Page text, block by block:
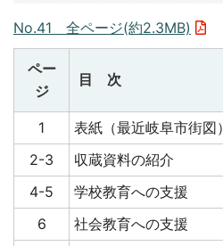
No.41 全ページ(約2.3MB)
ペー
ジ
目 次
1
表紙（最近岐阜市街図）
2-3
収蔵資料の紹介
4-5
学校教育への支援
6
社会教育への支援